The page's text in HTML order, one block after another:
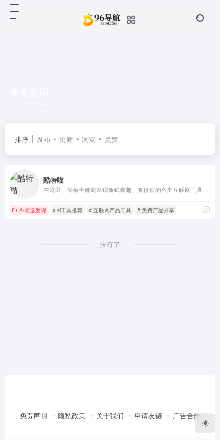
排序 发布 更新 浏览 点赞
酷特喵
A-精选发现 # ai工具推荐 # 互联网产品工具 # 免费产品分享
没有了
免责声明 隐私政策 关于我们 申请友链 广告合作